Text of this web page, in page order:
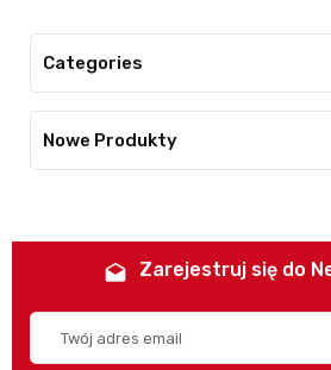
Categories
Nowe Produkty
drafts Zarejestruj się do